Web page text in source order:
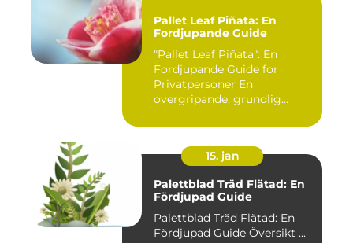
Pallet Leaf Piñata: En
Fordjupande Guide
"Pallet Leaf Piñata": En
Fordjupande Guide for
Privatpersoner En
overgripande, grundlig
15. jan
Palettblad Träd Flätad: En
Fördjupad Guide
Palettblad Träd Flätad: En
Fördjupad Guide Översikt ...